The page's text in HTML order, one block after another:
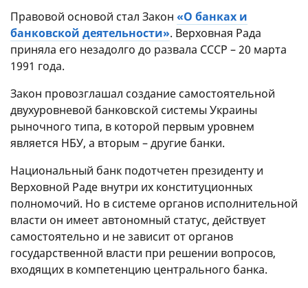
Правовой основой стал Закон «О банках и
банковской деятельности». Верховная Рада
приняла его незадолго до развала СССР – 20 марта
1991 года.
Закон провозглашал создание самостоятельной
двухуровневой банковской системы Украины
рыночного типа, в которой первым уровнем
является НБУ, а вторым – другие банки.
Национальный банк подотчетен президенту и
Верховной Раде внутри их конституционных
полномочий. Но в системе органов исполнительной
власти он имеет автономный статус, действует
самостоятельно и не зависит от органов
государственной власти при решении вопросов,
входящих в компетенцию центрального банка.